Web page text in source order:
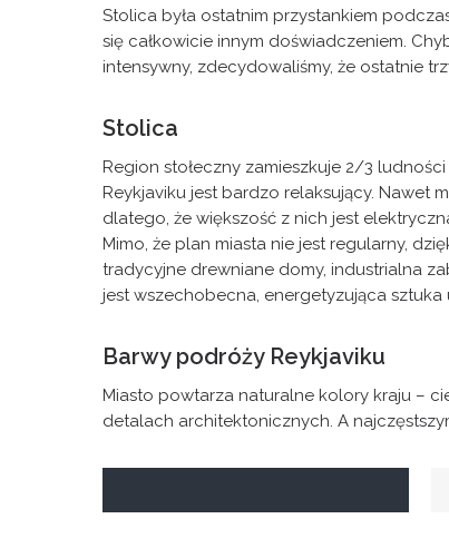
Stolica była ostatnim przystankiem
się całkowicie innym doświadczeniem.
intensywny, zdecydowaliśmy, że ostatnie
Stolica
Region stołeczny zamieszkuje 2/3
Reykjaviku jest bardzo relaksujący. Nawet
dlatego, że większość z nich jest
Mimo, że plan miasta nie jest regularny,
tradycyjne drewniane domy, industrialna
jest wszechobecna, energetyzująca sztuka
Barwy podróży Reykjaviku
Miasto powtarza naturalne kolory kraju –
detalach architektonicznych. A